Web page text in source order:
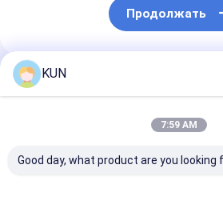
Продолжать
Порекомендованные
KUN
7:59 AM
Good day, what product are you looking